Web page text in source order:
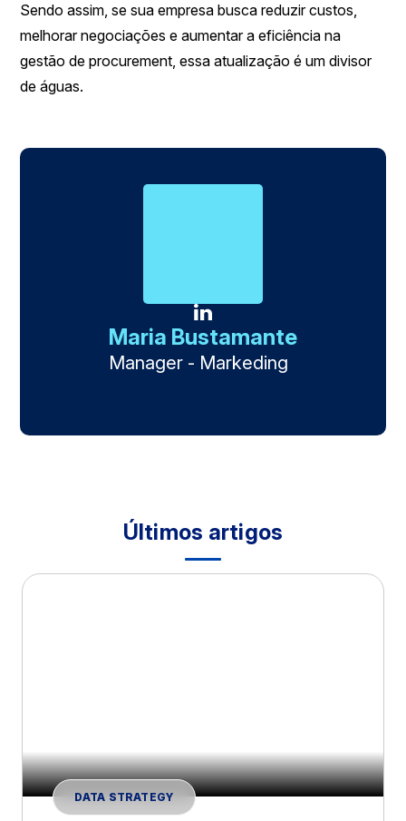
Sendo assim, se sua empresa busca reduzir custos,
melhorar negociações e aumentar a eficiência na
gestão de procurement, essa atualização é um divisor
de águas.
Maria Bustamante
Manager - Markeding
Últimos artigos
DATA STRATEGY